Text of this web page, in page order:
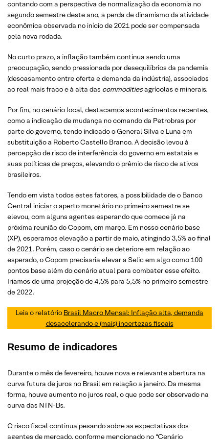
contando com a perspectiva de normalização da economia no
segundo semestre deste ano, a perda de dinamismo da atividade
econômica observada no início de 2021 pode ser compensada
pela nova rodada.
No curto prazo, a inflação também continua sendo uma
preocupação, sendo pressionada por desequilíbrios da pandemia
(descasamento entre oferta e demanda da indústria), associados
ao real mais fraco e à alta das commoditiesagrícolas e minerais.
Por fim, no cenário local, destacamos acontecimentos recentes,
como a indicação de mudança no comando da Petrobras por
parte do governo, tendo indicado o General Silva e Luna em
substituição a Roberto Castello Branco. A decisão levou à
percepção de risco de interferência do governo em estatais e
suas políticas de preços, elevando o prêmio de risco de ativos
brasileiros.
Tendo em vista todos estes fatores, a possibilidade de o Banco
Central iniciar o aperto monetário no primeiro semestre se
elevou, com alguns agentes esperando que comece já na
próxima reunião do Copom, em março. Em nosso cenário base
(XP), esperamos elevação a partir de maio, atingindo 3,5% ao final
de 2021. Porém, caso o cenário se deteriore em relação ao
esperado, o Copom precisaria elevar a Selic em algo como 100
pontos base além do cenário atual para combater esse efeito.
Iriamos de uma projeção de 4,5% para 5,5% no primeiro semestre
de 2022.
Leia o relatório Brasil Macro Mensal: Inflação alta, demanda
desacelerando e (mais) incertezas fiscais
Resumo de indicadores
Durante o mês de fevereiro, houve nova e relevante abertura na
curva futura de juros no Brasil em relação a janeiro. Da mesma
forma, houve aumento no juros real, o que pode ser observado na
curva das NTN-Bs.
O risco fiscal continua pesando sobre as expectativas dos
agentes de mercado, conforme mencionado no “Cenário